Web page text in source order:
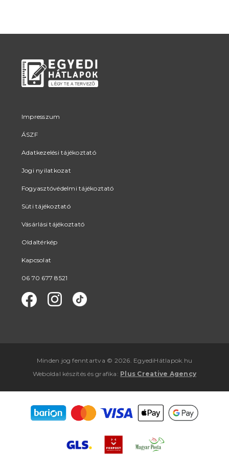
Impresszum
ÁSZF
Adatkezelési tájékoztató
Jogi nyilatkozat
Fogyasztóvédelmi tájékoztató
Süti tájékoztató
Vásárlási tájékoztató
Oldaltérkép
Kapcsolat
06 70 677 8521
Minden jog fenntartva © 2026. EgyediHátlapok.hu
Weboldal készítés ésgrafika : Plus Creative Agency